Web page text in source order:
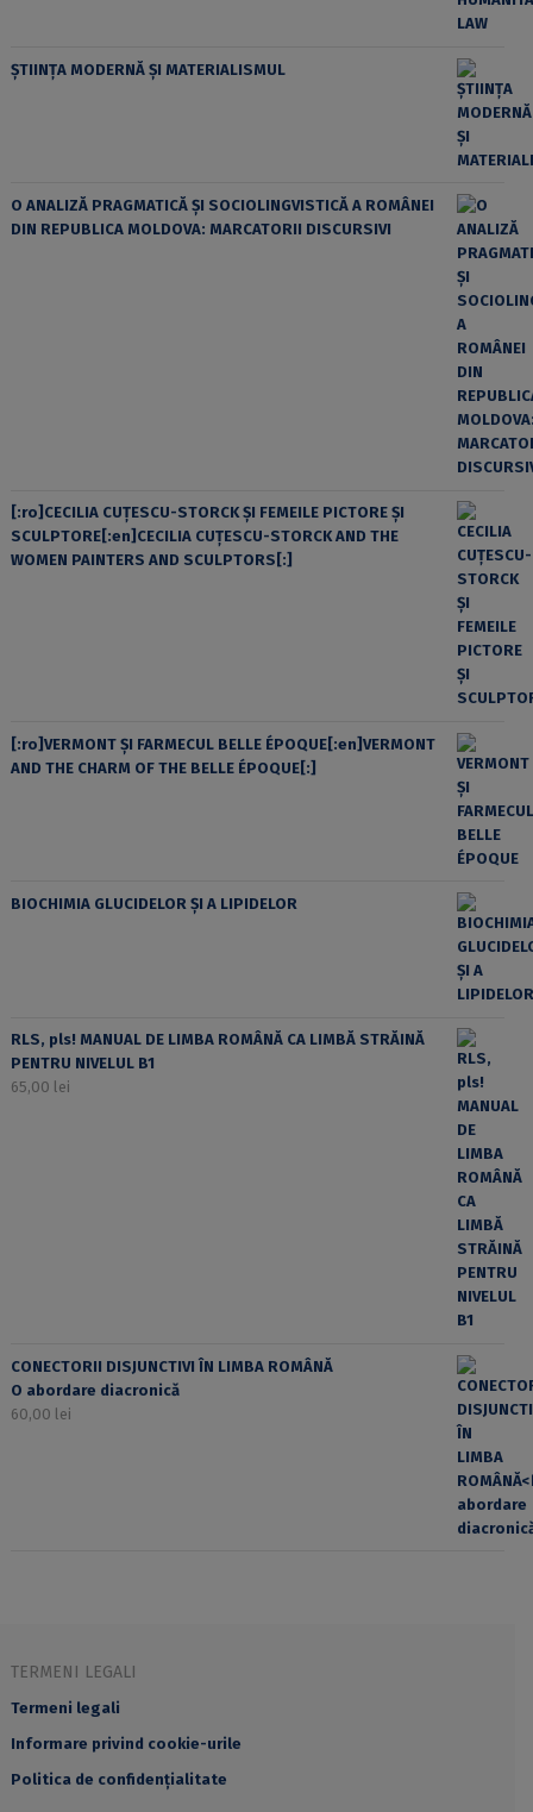
ȘTIINȚA MODERNĂ ȘI MATERIALISMUL
O ANALIZĂ PRAGMATICĂ ȘI SOCIOLINGVISTICĂ A ROMÂNEI
DIN REPUBLICA MOLDOVA: MARCATORII DISCURSIVI
[:ro]CECILIA CUŢESCU-STORCK ŞI FEMEILE PICTORE ŞI
SCULPTORE[:en]CECILIA CUŢESCU-STORCK AND THE
WOMEN PAINTERS AND SCULPTORS[:]
[:ro]VERMONT ȘI FARMECUL BELLE ÉPOQUE[:en]VERMONT
AND THE CHARM OF THE BELLE ÉPOQUE[:]
BIOCHIMIA GLUCIDELOR ȘI A LIPIDELOR
RLS, pls! MANUAL DE LIMBA ROMÂNĂ CA LIMBĂ STRĂINĂ
PENTRU NIVELUL B1
65,00 lei
CONECTORII DISJUNCTIVI ÎN LIMBA ROMÂNĂ
O abordare diacronică
60,00 lei
TERMENI LEGALI
Termeni legali
Informare privind cookie-urile
Politica de confidențialitate